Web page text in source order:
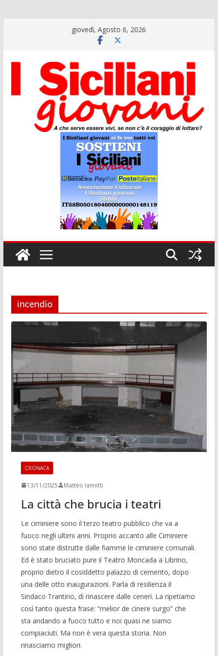
giovedì, Agosto 6, 2026
incendio
CRONACA
13/11/2025 Matteo Iannitti
La città che brucia i teatri
Le ciminiere sono il terzo teatro pubblico che va a
fuoco negli ultimi anni. Proprio accanto alle Ciminiere
sono state distrutte dalle fiamme le ciminiere comunali.
Ed è stato bruciato pure il Teatro Moncada a Librino,
proprio dietro il cosiddetto palazzo di cemento, dopo
una delle otto inaugurazioni. Parla di resilienza il
Sindaco Trantino, di rinascere dalle ceneri. La ripetiamo
così tanto questa frase: “melior de cinere surgo” che
sta andando a fuoco tutto e noi quasi ne siamo
compiaciuti. Ma non è vera questa storia. Non
rinasciamo migliori.